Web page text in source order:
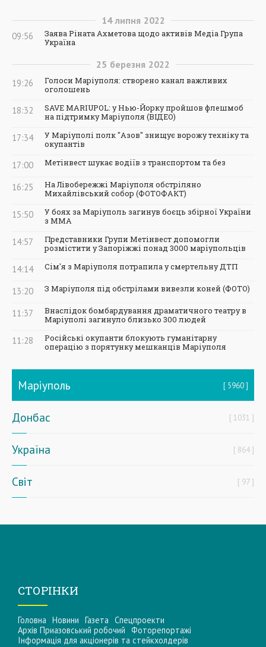
14 липня 2022
09:56
Заява Ріната Ахметова щодо активів Медіа Група
Україна
25 березня 2022
19:26
Голоси Маріуполя: створено канал важливих
оголошень
18:32
SAVE MARIUPOL: у Нью-Йорку пройшов флешмоб
на підтримку Маріуполя (ВІДЕО)
17:34
У Маріуполі полк "Азов" знищує ворожу техніку та
окупантів
17:00 Метінвест шукає водіїв з транспортом та без
16:25
На Лівобережжі Маріуполя обстріляно
Михайлівський собор (ФОТОФАКТ)
15:50
У боях за Маріуполь загинув боєць збірної України
з ММА
14:57
Представники Групи Метінвест допомогли
розмістити у Запоріжжі понад 3000 маріупольців
14:14 Сім'я з Маріуполя потрапила у смертельну ДТП
13:20 З Маріуполя під обстрілами вивезли коней (ФОТО)
11:37
Внаслідок бомбардування драматичного театру в
Маріуполі загинуло близько 300 людей
11:28
Російські окупанти блокують гуманітарну
операцію з порятунку мешканців Маріуполя
Маріуполь 5960
Донбас 1031
Україна 864
Світ 97
СТОРІНКИ
Головна Новини Газета Спецпроекти
Архів Приазовський робочий Фоторепортажі
Інформацiя для акцiонерiв та стейкхолдерiв